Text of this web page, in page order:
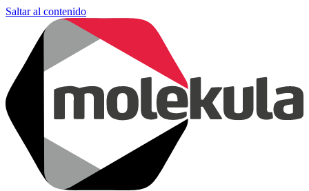
Saltar al contenido